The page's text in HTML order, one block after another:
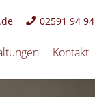
02591 94 94
Kontakt